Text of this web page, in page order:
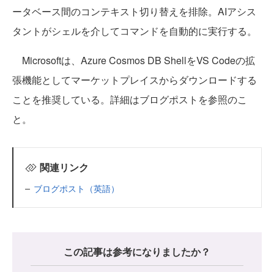
ータベース間のコンテキスト切り替えを排除。AIアシス
タントがシェルを介してコマンドを自動的に実行する。
Microsoftは、Azure Cosmos DB ShellをVS Codeの拡
張機能としてマーケットプレイスからダウンロードする
ことを推奨している。詳細はブログポストを参照のこ
と。
関連リンク
ブログポスト（英語）
この記事は参考になりましたか？